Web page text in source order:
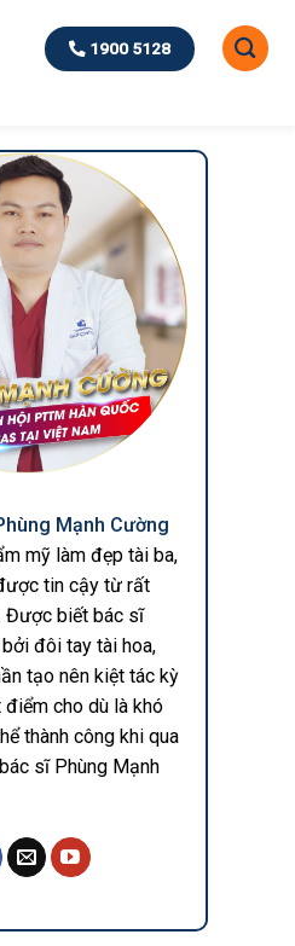
1900 5128
Mạnh Cường
mỹ làm đẹp tài ba,
tin cậy từ rất
Được biết bác sĩ
đôi tay tài hoa,
tạo nên kiệt tác kỳ
cho dù là khó
thành công khi qua
sĩ Phùng Mạnh